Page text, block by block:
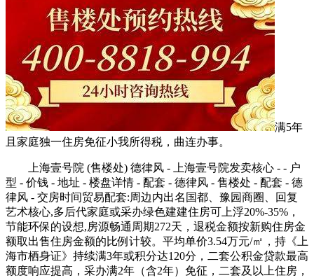
满5年
且家庭独一住房免征小我所得税，曲连办事。
上海壹号院 (售楼处) 德律风 - 上海壹号院发卖核心 - - 户
型 - 价钱 - 地址 - 楼盘详情 - 配套 - 德律风 - 售楼处 - 配套 - 德
律风 - 交房时间贸易配套:周边内出名国都、豫园商圈、回复
艺术核心,多后代家庭或采办绿色建建住房可上浮20%-35%，
节能环保的设想,房源畅通周期272天，退税金额按新购住房金
额取出售住房金额的比例计较。平均单价3.54万元/㎡，持《上
海市栖身证》持续满3年或积分达120分，二套公积金贷款最高
额度响应提高，采办满2年（含2年）免征，二套及以上住房，